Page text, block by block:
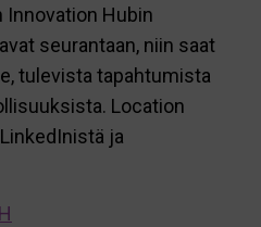
Innovation Hubin
seurantaan, niin saat
tulevista tapahtumista
Location
ja